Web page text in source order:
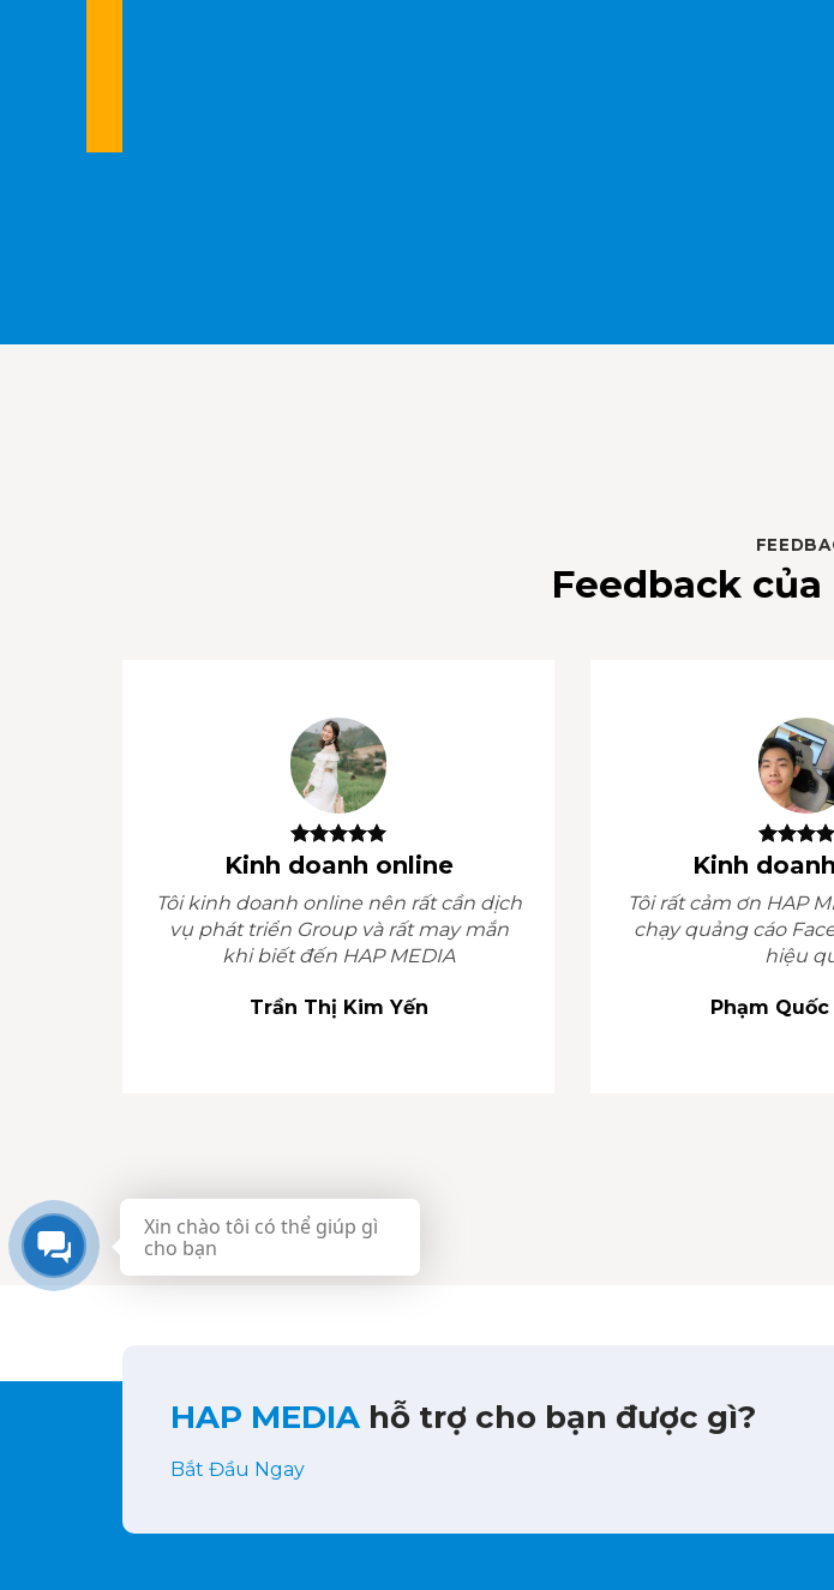
Feedback
Kinh doanh online
Tôi kinh doanh online nên rất cần dịch
vụ phát triển Group và rất may mắn
khi biết đến HAP MEDIA
Trần Thị Kim Yến
Kinh
Tôi rất cảm ơn HAP
chạy quảng cáo
hiệu
Phạm
HAP MEDIA hỗ trợ cho bạn được gì?
Bắt Đầu Ngay
Xin chào tôi có thể giúp gì
cho bạn